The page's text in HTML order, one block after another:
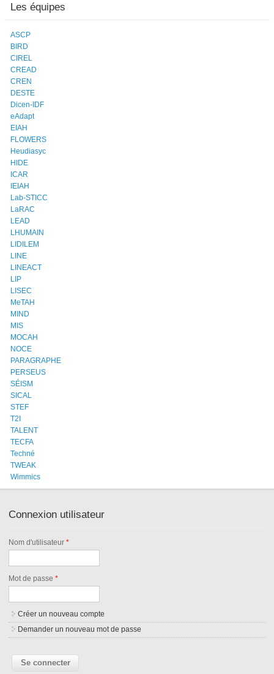
Les équipes
ASCP
BIRD
CIREL
CREAD
CREN
DESTE
Dicen-IDF
eAdapt
EIAH
FLOWERS
Heudiasyc
HIDE
ICAR
IEIAH
Lab-STICC
LaRAC
LEAD
LHUMAIN
LIDILEM
LINE
LINEACT
LIP
LISEC
MeTAH
MIND
MIS
MOCAH
NOCE
PARAGRAPHE
PERSEUS
SÉISM
SICAL
STEF
T2I
TALENT
TECFA
Techné
TWEAK
Wimmics
Connexion utilisateur
Nom d'utilisateur*
Mot de passe*
Créer un nouveau compte
Demander un nouveau mot de passe